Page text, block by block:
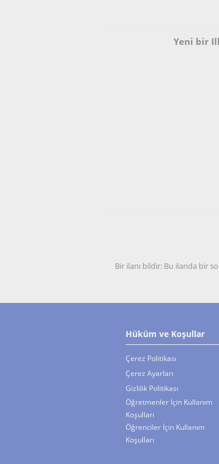
Yeni bir
Bir ilanı bildir: Bu ilanda bir
Hüküm ve Koşullar
Çerez Politikası
Çerez Ayarları
Gizlilik Politikası
Öğretmenler İçin Kullanım
Koşulları
Öğrenciler İçin Kullanım
Koşulları